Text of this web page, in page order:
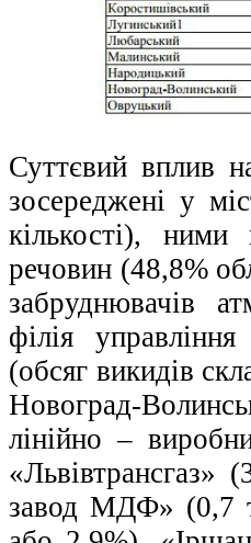
Суттєвий вплив
зосереджені у
кількості),
речовин (48,8%
забруднювачів
філія
(обсяг викидів
Новоград-
лінійно –
завод МДФ» (0,7